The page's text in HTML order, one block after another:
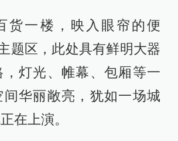
货一楼，映入眼帘的便
题区，此处具有鲜明大器
，灯光、帷幕、包厢等一
间华丽敞亮，犹如一场城
在上演。